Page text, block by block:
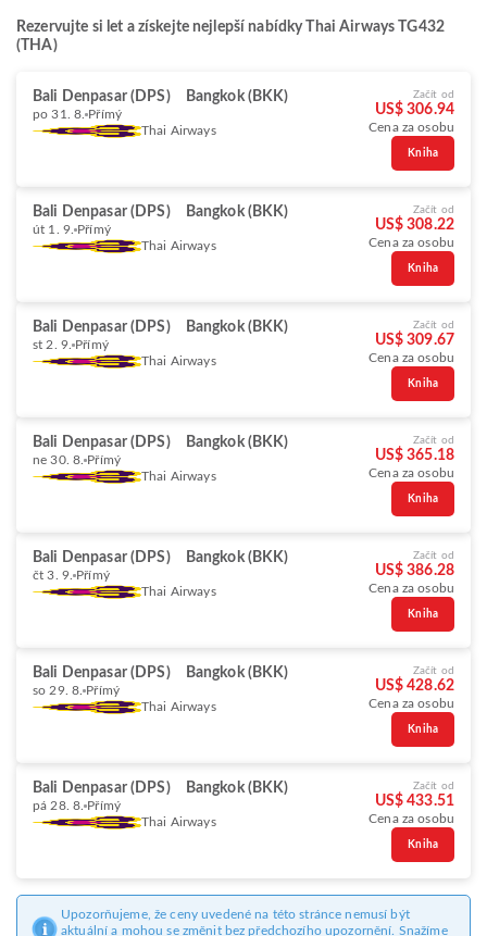
Rezervujte si let a získejte nejlepší nabídky Thai Airways TG432
(THA)
Bali Denpasar (DPS) Bangkok (BKK)
po 31. 8. Přímý
Thai Airways
Začít od
US$ 306.94
Cena za osobu
Kniha
Bali Denpasar (DPS) Bangkok (BKK)
út 1. 9. Přímý
Thai Airways
Začít od
US$ 308.22
Cena za osobu
Kniha
Bali Denpasar (DPS) Bangkok (BKK)
st 2. 9. Přímý
Thai Airways
Začít od
US$ 309.67
Cena za osobu
Kniha
Bali Denpasar (DPS) Bangkok (BKK)
ne 30. 8. Přímý
Thai Airways
Začít od
US$ 365.18
Cena za osobu
Kniha
Bali Denpasar (DPS) Bangkok (BKK)
čt 3. 9. Přímý
Thai Airways
Začít od
US$ 386.28
Cena za osobu
Kniha
Bali Denpasar (DPS) Bangkok (BKK)
so 29. 8. Přímý
Thai Airways
Začít od
US$ 428.62
Cena za osobu
Kniha
Bali Denpasar (DPS) Bangkok (BKK)
pá 28. 8. Přímý
Thai Airways
Začít od
US$ 433.51
Cena za osobu
Kniha
Upozorňujeme, že ceny uvedené na této stránce nemusí být
aktuální a mohou se změnit bez předchozího upozornění. Snažíme